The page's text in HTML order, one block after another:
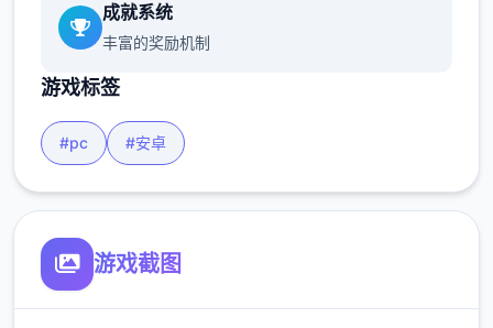
成就系统
丰富的奖励机制
游戏标签
#pc #安卓
游戏截图